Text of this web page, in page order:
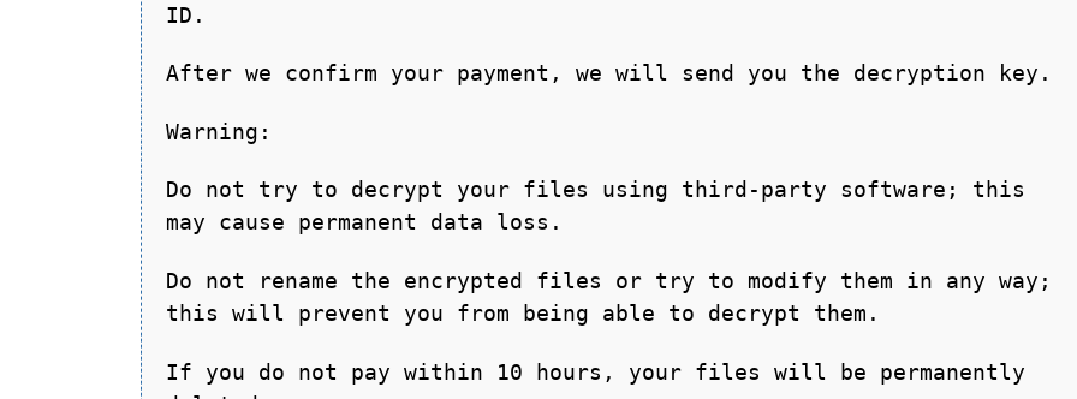
ID.
After we confirm your payment, we will send you the decryption key.
Warning:
Do not try to decrypt your files using third-party software; this
may cause permanent data loss.
Do not rename the encrypted files or try to modify them in any way;
this will prevent you from being able to decrypt them.
If you do not pay within 10 hours, your files will be permanently